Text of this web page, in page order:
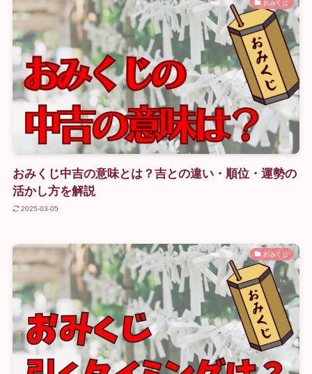
おみくじ
おみくじ中吉の意味とは？吉との違い・順位・運勢の
活かし方を解説
2025-03-05
おみくじ